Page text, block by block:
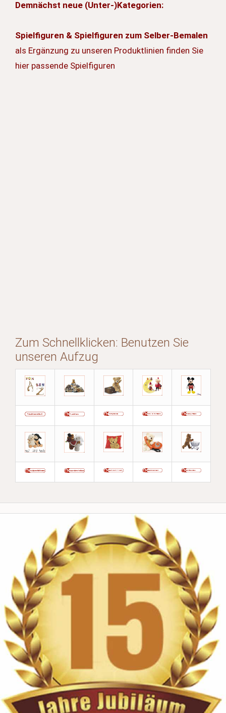
Demnächst neue (Unter-)Kategorien:
Spielfiguren & Spielfiguren zum Selber-Bemalen
als Ergänzung zu unseren Produktlinien finden Sie
hier passende Spielfiguren
Zum Schnellklicken: Benutzen Sie
unseren Aufzug